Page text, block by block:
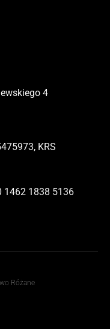
4
KRS
1462 1838 5136
Różane